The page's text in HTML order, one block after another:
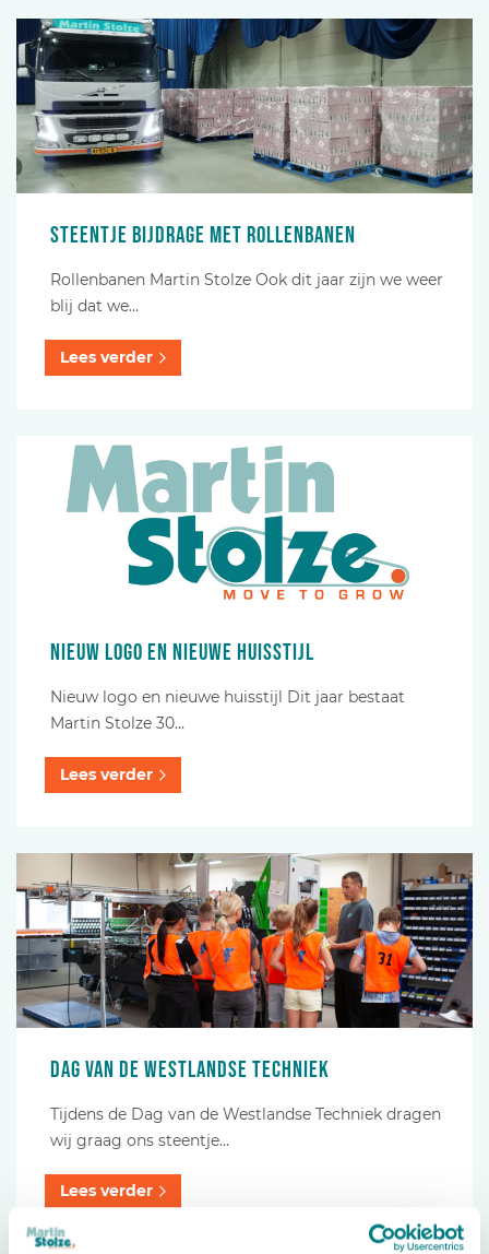
Steentje bijdrage met rollenbanen
Rollenbanen Martin Stolze Ook dit jaar zijn we weer
blij dat we…
Lees verder
Nieuw logo en nieuwe huisstijl
Nieuw logo en nieuwe huisstijl Dit jaar bestaat
Martin Stolze 30…
Lees verder
Dag van de Westlandse techniek
Tijdens de Dag van de Westlandse Techniek dragen
wij graag ons steentje…
Lees verder